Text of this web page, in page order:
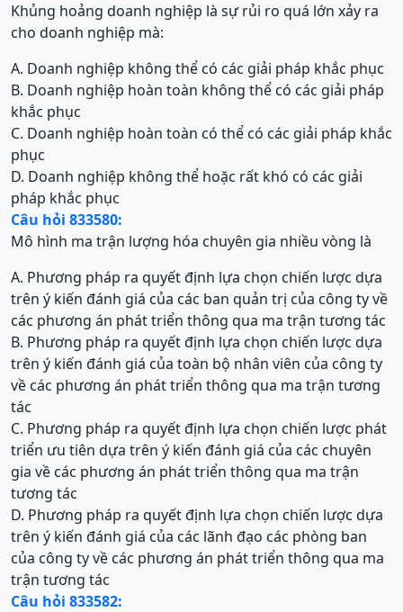
Khủng hoảng doanh nghiệp là sự rủi ro quá lớn xảy ra
cho doanh nghiệp mà:
A. Doanh nghiệp không thể có các giải pháp khắc phục
B. Doanh nghiệp hoàn toàn không thể có các giải pháp
khắc phục
C. Doanh nghiệp hoàn toàn có thể có các giải pháp khắc
phục
D. Doanh nghiệp không thể hoặc rất khó có các giải
pháp khắc phục
Câu hỏi 833580:
Mô hình ma trận lượng hóa chuyên gia nhiều vòng là
A. Phương pháp ra quyết định lựa chọn chiến lược dựa
trên ý kiến đánh giá của các ban quản trị của công ty về
các phương án phát triển thông qua ma trận tương tác
B. Phương pháp ra quyết định lựa chọn chiến lược dựa
trên ý kiến đánh giá của toàn bộ nhân viên của công ty
về các phương án phát triển thông qua ma trận tương
tác
C. Phương pháp ra quyết định lựa chọn chiến lược phát
triển ưu tiên dựa trên ý kiến đánh giá của các chuyên
gia về các phương án phát triển thông qua ma trận
tương tác
D. Phương pháp ra quyết định lựa chọn chiến lược dựa
trên ý kiến đánh giá của các lãnh đạo các phòng ban
của công ty về các phương án phát triển thông qua ma
trận tương tác
Câu hỏi 833582: